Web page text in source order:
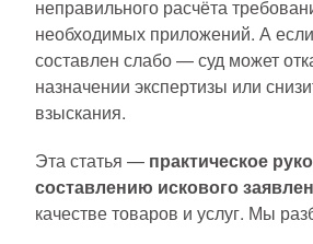
неправильного расчёта
необходимых приложений. А
составлен слабо — суд может
назначении экспертизы или
взыскания.
Эта статья — практическое
составлению искового
качестве товаров и услуг. Мы